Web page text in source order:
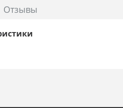
(±15%) 12 В DC
готовности 36 мА
Отзывы